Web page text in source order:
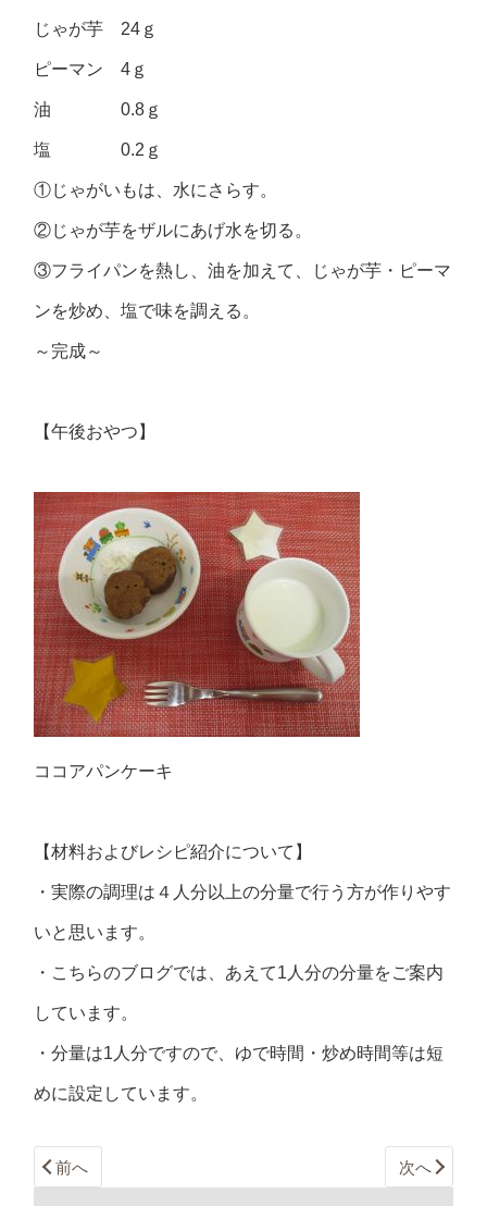
じゃが芋 24ｇ
ピーマン 4ｇ
油 0.8ｇ
塩 0.2ｇ
①じゃがいもは、水にさらす。
②じゃが芋をザルにあげ水を切る。
③フライパンを熱し、油を加えて、じゃが芋・ピーマ
ンを炒め、塩で味を調える。
～完成～
【午後おやつ】
ココアパンケーキ
【材料およびレシピ紹介について】
・実際の調理は４人分以上の分量で行う方が作りやす
いと思います。
・こちらのブログでは、あえて1人分の分量をご案内
しています。
・分量は1人分ですので、ゆで時間・炒め時間等は短
めに設定しています。
前へ 次へ